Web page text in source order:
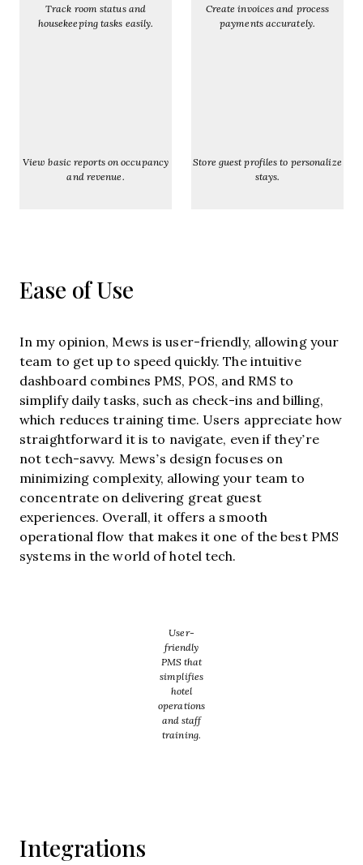
Track room status and
housekeeping tasks easily.
Create invoices and process
payments accurately.
View basic reports on occupancy
and revenue.
Store guest profiles to personalize
stays.
Ease of Use
In my opinion, Mews is user-friendly, allowing your
team to get up to speed quickly. The intuitive
dashboard combines PMS, POS, and RMS to
simplify daily tasks, such as check-ins and billing,
which reduces training time. Users appreciate how
straightforward it is to navigate, even if they’re
not tech-savvy. Mews’s design focuses on
minimizing complexity, allowing your team to
concentrate on delivering great guest
experiences. Overall, it offers a smooth
operational flow that makes it one of the best PMS
systems in the world of hotel tech.
User-
friendly
PMS that
simplifies
hotel
operations
and staff
training.
Integrations